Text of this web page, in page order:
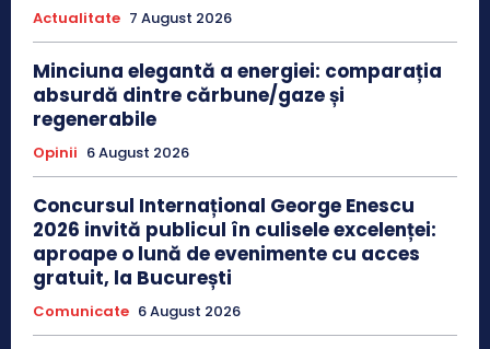
Actualitate 7 August 2026
Minciuna elegantă a energiei: comparația
absurdă dintre cărbune/gaze și
regenerabile
Opinii 6 August 2026
Concursul Internațional George Enescu
2026 invită publicul în culisele excelenței:
aproape o lună de evenimente cu acces
gratuit, la București
Comunicate 6 August 2026